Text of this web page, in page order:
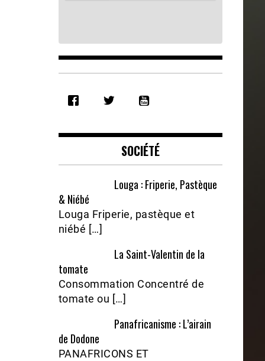
RSS FEED
EMBED
SOCIÉTÉ
Louga : Friperie, Pastèque
& Niébé
Louga Friperie, pastèque et
niébé […]
La Saint-Valentin de la
tomate
Consommation Concentré de
tomate ou […]
Panafricanisme : L’airain
de Dodone
PANAFRICONS ET